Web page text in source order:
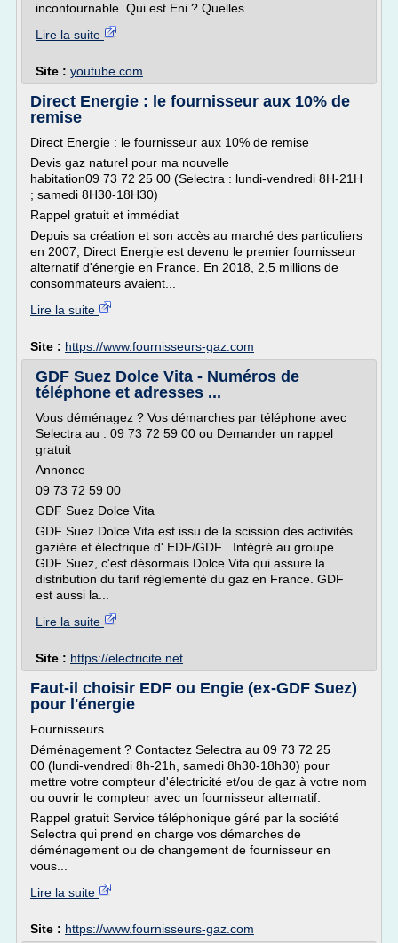
incontournable. Qui est Eni ? Quelles...
Lire la suite
Site : youtube.com
Direct Energie : le fournisseur aux 10% de
remise
Direct Energie : le fournisseur aux 10% de remise
Devis gaz naturel pour ma nouvelle
habitation09 73 72 25 00 (Selectra : lundi-vendredi 8H-21H
; samedi 8H30-18H30)
Rappel gratuit et immédiat
Depuis sa création et son accès au marché des particuliers
en 2007, Direct Energie est devenu le premier fournisseur
alternatif d'énergie en France. En 2018, 2,5 millions de
consommateurs avaient...
Lire la suite
Site : https://www.fournisseurs-gaz.com
GDF Suez Dolce Vita - Numéros de
téléphone et adresses ...
Vous déménagez ? Vos démarches par téléphone avec
Selectra au : 09 73 72 59 00 ou Demander un rappel
gratuit
Annonce
09 73 72 59 00
GDF Suez Dolce Vita
GDF Suez Dolce Vita est issu de la scission des activités
gazière et électrique d' EDF/GDF . Intégré au groupe
GDF Suez, c'est désormais Dolce Vita qui assure la
distribution du tarif réglementé du gaz en France. GDF
est aussi la...
Lire la suite
Site : https://electricite.net
Faut-il choisir EDF ou Engie (ex-GDF Suez)
pour l'énergie
Fournisseurs
Déménagement ? Contactez Selectra au 09 73 72 25
00 (lundi-vendredi 8h-21h, samedi 8h30-18h30) pour
mettre votre compteur d'électricité et/ou de gaz à votre nom
ou ouvrir le compteur avec un fournisseur alternatif.
Rappel gratuit Service téléphonique géré par la société
Selectra qui prend en charge vos démarches de
déménagement ou de changement de fournisseur en
vous...
Lire la suite
Site : https://www.fournisseurs-gaz.com